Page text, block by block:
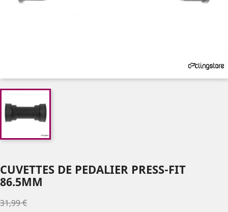
CUVETTES DE PEDALIER PRESS-FIT
86.5MM
31,99 €